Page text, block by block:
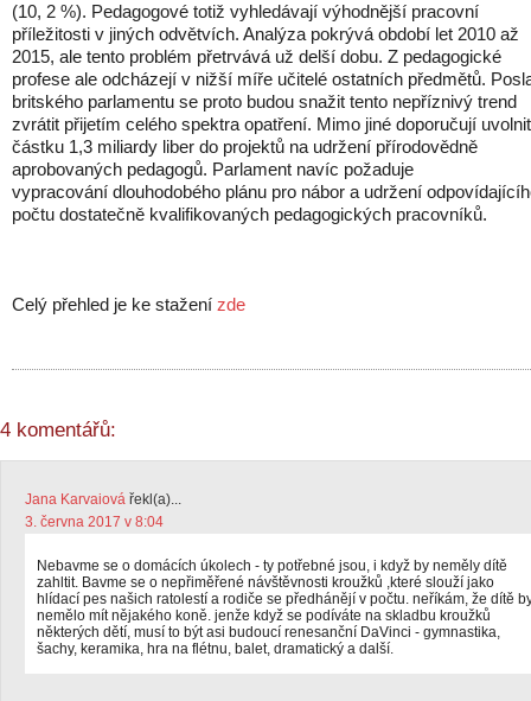
(10, 2 %). Pedagogové totiž vyhledávají výhodnější pracovní
příležitosti v jiných odvětvích. Analýza pokrývá období let 2010 až
2015, ale tento problém přetrvává už delší dobu. Z pedagogické
profese ale odcházejí v nižší míře učitelé ostatních předmětů.
britského parlamentu se proto budou snažit tento nepříznivý trend
zvrátit přijetím celého spektra opatření. Mimo jiné doporučují uvolnit
částku 1,3 miliardy liber do projektů na udržení přírodovědně
aprobovaných pedagogů. Parlament navíc požaduje
vypracování dlouhodobého plánu pro nábor a udržení
počtu dostatečně kvalifikovaných pedagogických pracovníků.
Celý přehled je ke stažení zde
4 komentářů:
Jana Karvaiová řekl(a)...
3. června 2017 v 8:04
Nebavme se o domácích úkolech - ty potřebné jsou, i když by neměly dítě
zahltit. Bavme se o nepřiměřené návštěvnosti kroužků ,které slouží jako
hlídací pes našich ratolestí a rodiče se předhánějí v počtu. neříkám, že dítě
nemělo mít nějakého koně. jenže když se podíváte na skladbu kroužků
některých dětí, musí to být asi budoucí renesanční DaVinci - gymnastika,
šachy, keramika, hra na flétnu, balet, dramatický a další.